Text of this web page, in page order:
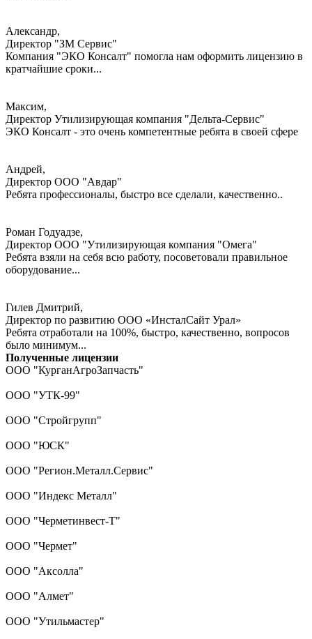
Александр,
Директор "ЗМ Сервис"
Компания "ЭКО Консалт" помогла нам оформить лицензию в
кратчайшие сроки...
Максим,
Директор Утилизирующая компания "Дельта-Сервис"
ЭКО Консалт - это очень компетентные ребята в своей сфере
Андрей,
Директор ООО "Авдар"
Ребята профессионалы, быстро все сделали, качественно..
Роман Годуадзе,
Директор ООО "Утилизирующая компания "Омега"
Ребята взяли на себя всю работу, посоветовали правильное
оборудование...
Гилев Дмитрий,
Директор по развитию ООО «ИнсталСайт Урал»
Ребята отработали на 100%, быстро, качественно, вопросов
было минимум...
Полученные лицензии
ООО "КурганАгроЗапчасть"
ООО "УТК-99"
ООО "Стройгрупп"
ООО "ЮСК"
ООО "Регион.Металл.Сервис"
ООО "Индекс Металл"
ООО "Черметинвест-Т"
ООО "Чермет"
ООО "Аксолла"
ООО "Алмет"
ООО "Утильмастер"